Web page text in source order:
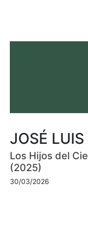
JOSÉ
Los Hijos del
(2025)
30/03/2026